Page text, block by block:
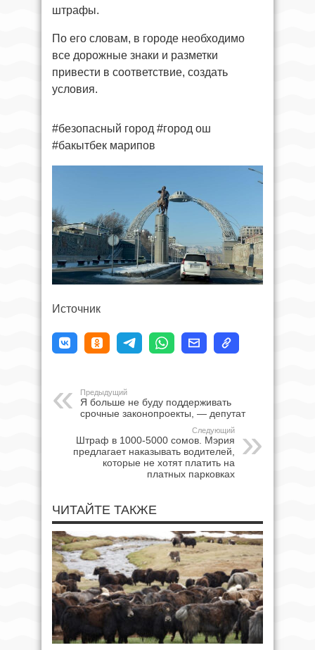
штрафы.
По его словам, в городе необходимо
все дорожные знаки и разметки
привести в соответствие, создать
условия.
#безопасный город #город ош
#бакытбек марипов
Источник
Предыдущий
Я больше не буду поддерживать
срочные законопроекты, — депутат
Следующий
Штраф в 1000-5000 сомов. Мэрия
предлагает наказывать водителей,
которые не хотят платить на
платных парковках
ЧИТАЙТЕ ТАКЖЕ